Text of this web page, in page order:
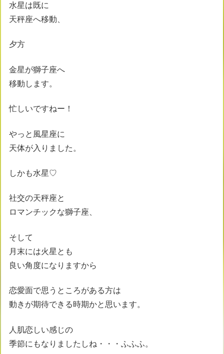
水星は既に
天秤座へ移動、
夕方
金星が獅子座へ
移動します。
忙しいですねー！
やっと風星座に
天体が入りました。
しかも水星♡
社交の天秤座と
ロマンチックな獅子座、
そして
月末には火星とも
良い角度になりますから
恋愛面で思うところがある方は
動きが期待できる時期かと思います。
人肌恋しい感じの
季節にもなりましたしね・・・ふふふ。